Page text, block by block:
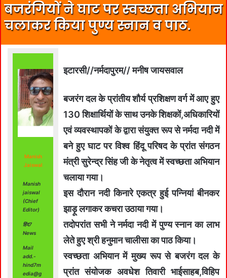
बजरंगियों ने घाट पर स्वच्छता अभियान
चलाकर किया पुण्य स्नान व पाठ.
Manish
Jaiswal
Manish
jaiswal
(Chief
Editor)
हिंद7
News
Mail
add.-
hind7m
edia@g
इटारसी//नर्मदापुरम// मनीष जायसवाल
बजरंग दल के प्रांतीय शौर्य प्रशिक्षण वर्ग में आए हुए
130 शिक्षार्थियों के साथ उनके शिक्षकों,अधिकारियों
एवं व्यवस्थापकों के द्वारा संयुक्त रूप से नर्मदा नदी में
बने हुए घाट पर विश्व हिंदू परिषद के प्रांत संगठन
मंत्री सुरेन्द्र सिंह जी के नेतृत्व में स्वच्छता अभियान
चलाया गया।
इस दौरान नदी किनारे एकत्र हुई पन्नियां बीनकर
झाड़ू लगाकर कचरा उठाया गया।
तदोपरांत सभी ने नर्मदा नदी में पुण्य स्नान का लाभ
लेते हुए श्री हनुमान चालीसा का पाठ किया।
स्वच्छता अभियान में मुख्य रूप से बजरंग दल के
प्रांत संयोजक अवधेश तिवारी भाईसाहब,विहिप